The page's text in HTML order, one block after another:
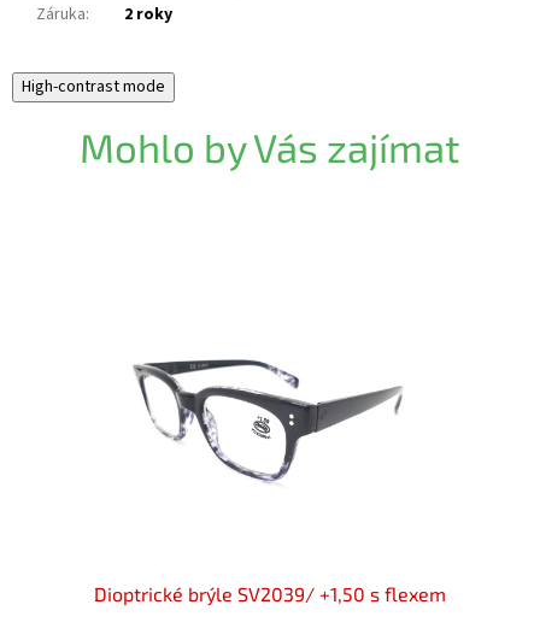
Záruka: 2 roky
High-contrast mode
Mohlo by Vás zajímat
Dioptrické brýle SV2039/ +1,50 s flexem